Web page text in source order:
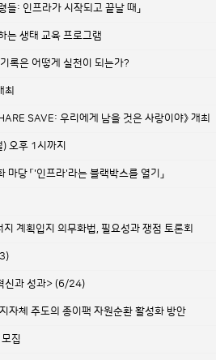
들: 인프라가 시작되고 끝날 때」
는 생태 교육 프로그램
록은 어떻게 실천이 되는가?
최
SAVE: 우리에게 남을 것은 사랑이야》 개최
오후 1시까지
당 「'인프라'라는 블랙박스를 열기」
계획입지 의무화법, 필요성과 쟁점 토론회
신과 성과> (6/24)
자체 주도의 종이팩 자원순환 활성화 방안
집